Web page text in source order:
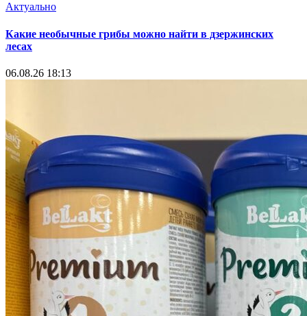
Актуально
Какие необычные грибы можно найти в дзержинских
лесах
06.08.26 18:13